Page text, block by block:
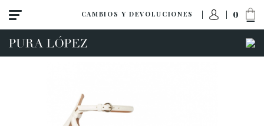
CAMBIOS Y DEVOLUCIONES 0